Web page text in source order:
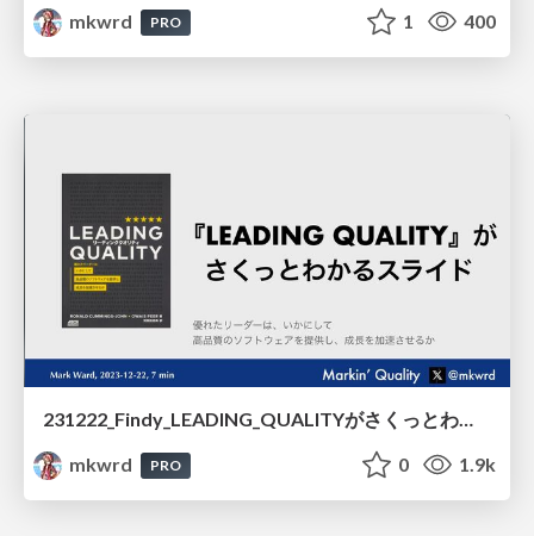
mkwrd
PRO 1 400
231222_Findy_LEADING_QUALITYがさくっとわかるスライド/231222_Findy_Quick_Understanding_of_LEADING_QUALITY
mkwrd
PRO 0 1.9k